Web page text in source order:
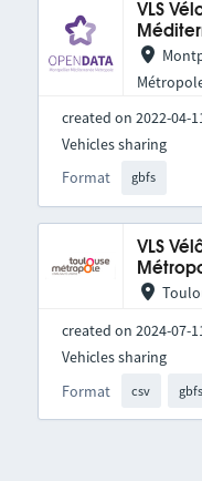
VLS
created on 2022-04-
Format gbfs
Vehicles sharing
VLS
created on 2024-07-
Format csv gbfs
Vehicles sharing